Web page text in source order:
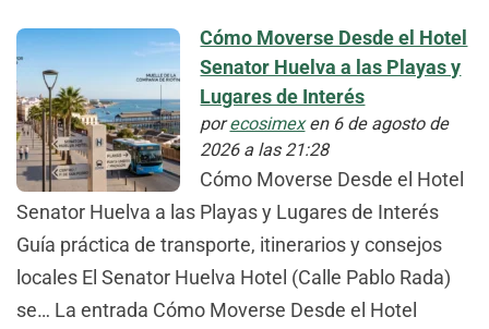
Cómo Moverse Desde el Hotel
Senator Huelva a las Playas y
Lugares de Interés
porecosimexen 6 de agosto de
2026 a las 21:28
Cómo Moverse Desde el Hotel
Senator Huelva a las Playas y Lugares de Interés
Guía práctica de transporte, itinerarios y consejos
locales El Senator Huelva Hotel (Calle Pablo Rada)
se… La entrada Cómo Moverse Desde el Hotel